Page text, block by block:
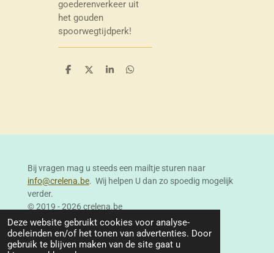
Deze website gebruikt cookies voor analyse-
doeleinden en/of het tonen van advertenties. Door
gebruik te blijven maken van de site gaat u
goederenverkeer uit
het gouden
spoorwegtijdperk!
D
D
S
D
Bij vragen mag u steeds een mailtje sturen naar
info@crelena.be. Wij helpen U dan zo spoedig mogelijk
verder.
© 2019 - 2026 crelena.be
Powered byJouwWeb